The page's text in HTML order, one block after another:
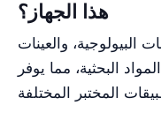
هذا الجهاز؟
البيولوجية، والعينات
البحثية، مما يوفر